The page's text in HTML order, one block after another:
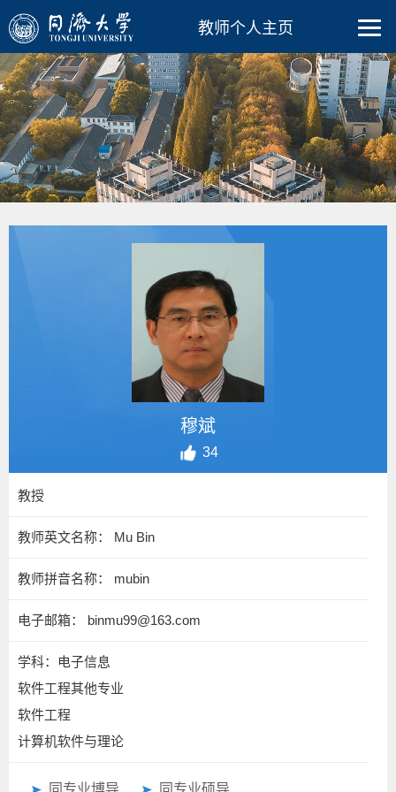
教师个人主页
穆斌
34
教授
教师英文名称： Mu Bin
教师拼音名称： mubin
电子邮箱： binmu99@163.com
学科：电子信息
软件工程其他专业
软件工程
计算机软件与理论
同专业博导 同专业硕导